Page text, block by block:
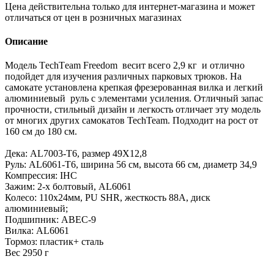
Цена действительна только для интернет-магазина и может
отличаться от цен в розничных магазинах
Описание
Модель ТechТeam Freedom весит всего 2,9 кг и отлично
подойдет для изучения различных парковых трюков. На
самокате установлена крепкая фрезерованная вилка и легкий
алюминиевый руль с элементами усиления. Отличный запас
прочности, стильный дизайн и легкость отличает эту модель
от многих других самокатов TechTeam. Подходит на рост от
160 см до 180 см.
Дека: AL7003-T6, размер 49X12,8
Руль: AL6061-T6, ширина 56 см, высота 66 см, диаметр 34,9
Компрессия: IHC
Зажим: 2-х болтовый, AL6061
Колесо: 110х24мм, PU SHR, жесткость 88А, диск
алюминиевый;
Подшипник: ABEC-9
Вилка: AL6061
Тормоз: пластик+ сталь
Вес 2950 г